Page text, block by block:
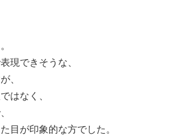
現できそうな、
、
はなく、
目が印象的な方でした。